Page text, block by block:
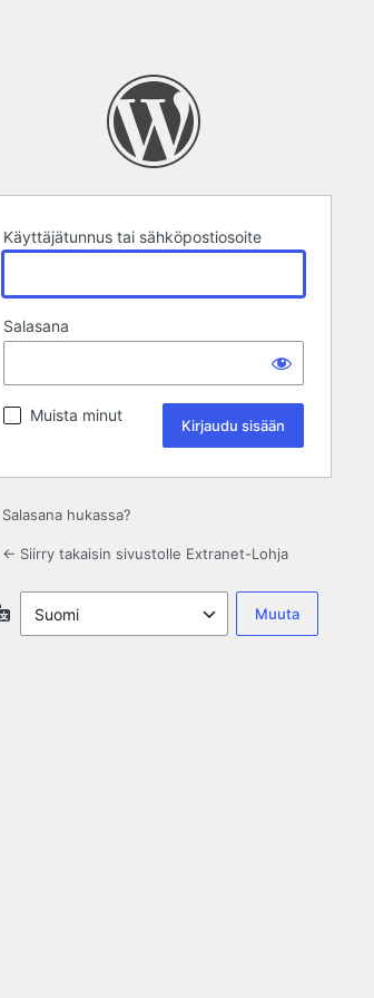
Käyttäjätunnus tai sähköpostiosoite
Salasana
Muista minut
Salasana hukassa?
← Siirry takaisin sivustolle Extranet-Lohja
Kieli